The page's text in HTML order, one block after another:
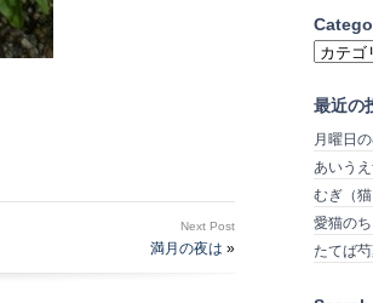
Next Post
満月の夜は »
最近の
月曜日の
あいう
むぎ（
愛猫の
たてば